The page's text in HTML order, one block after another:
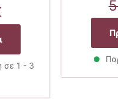
τρέχουσα
τιμή
είναι:
19.80€.
σε 1 - 3